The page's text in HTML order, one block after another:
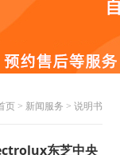
页> 新闻服务 > 说明书
东芝中央